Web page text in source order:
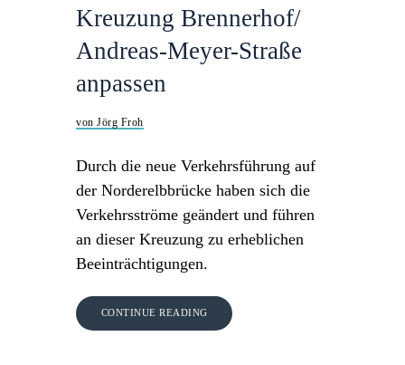
Kreuzung Brennerhof/
Andreas-Meyer-Straße
anpassen
von Jörg Froh
Durch die neue Verkehrsführung auf
der Norderelbbrücke haben sich die
Verkehrsströme geändert und führen
an dieser Kreuzung zu erheblichen
Beeinträchtigungen.
CONTINUE READING